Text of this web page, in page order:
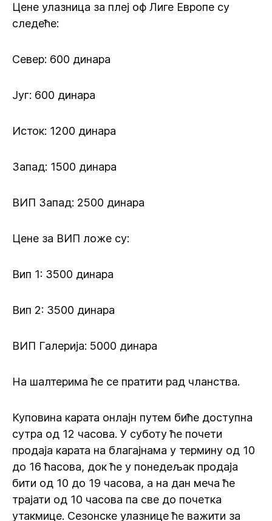
Цене улазница за плеј оф Лиге Европе су
следеће:
Север: 600 динара
Југ: 600 динара
Исток: 1200 динара
Запад: 1500 динара
ВИП Запад: 2500 динара
Цене за ВИП ложе су:
Вип 1: 3500 динара
Вип 2: 3500 динара
ВИП Галерија: 5000 динара
На шалтерима ће се пратити рад чланства.
Куповина карата онлајн путем биће доступна
сутра од 12 часова. У суботу ће почети
продаја карата на благајнама у термину од 10
до 16 ћасова, док ће у понедељак продаја
бити од 10 до 19 часова, а на дан меча ће
трајати од 10 часова па све до почетка
утакмице. Сезонске улазнице ће важити за